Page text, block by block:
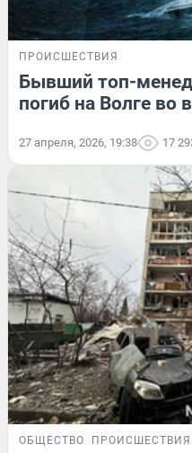
ПРОИСШЕСТВИЯ
Бывший топ-
погиб на Волге во
27 апреля, 2026, 19:38 17
ОБЩЕСТВО ПРОИСШЕСТВИЯ